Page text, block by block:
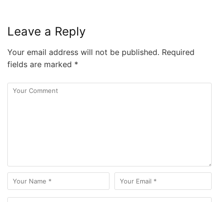
Leave a Reply
Your email address will not be published. Required
fields are marked *